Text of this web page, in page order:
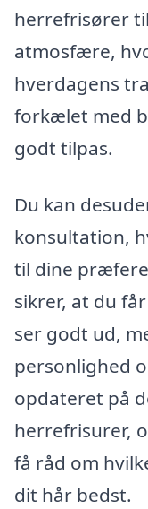
herrefrisører
atmosfære,
hverdagens
forkælet med
godt tilpas.
Du kan
konsultation,
til dine
sikrer, at du
ser godt ud,
personlighed
opdateret på
herrefrisurer,
få råd om
dit hår bedst.